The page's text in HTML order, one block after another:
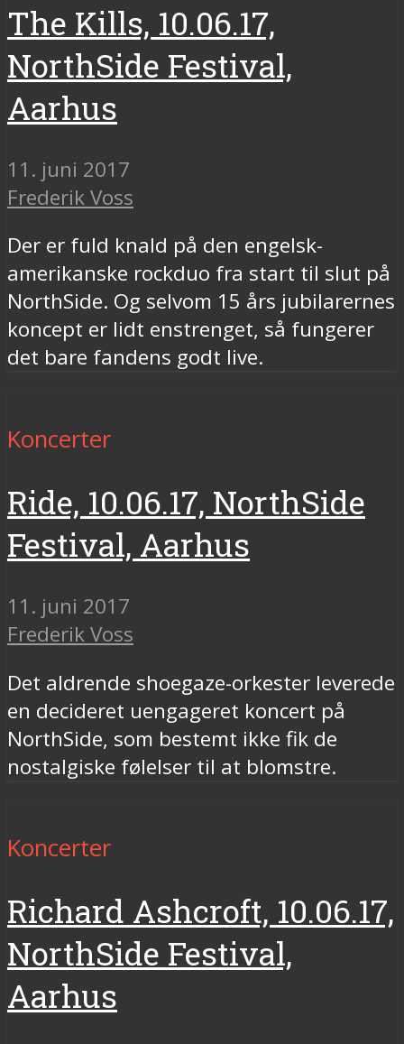
The Kills, 10.06.17,
NorthSide Festival,
Aarhus
11. juni 2017
Frederik Voss
Der er fuld knald på den engelsk-
amerikanske rockduo fra start til slut på
NorthSide. Og selvom 15 års jubilarernes
koncept er lidt enstrenget, så fungerer
det bare fandens godt live.
Koncerter
Ride, 10.06.17, NorthSide
Festival, Aarhus
11. juni 2017
Frederik Voss
Det aldrende shoegaze-orkester leverede
en decideret uengageret koncert på
NorthSide, som bestemt ikke fik de
nostalgiske følelser til at blomstre.
Koncerter
Richard Ashcroft, 10.06.17,
NorthSide Festival,
Aarhus